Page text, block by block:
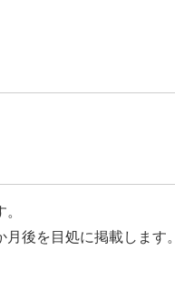
後を目処に掲載します。